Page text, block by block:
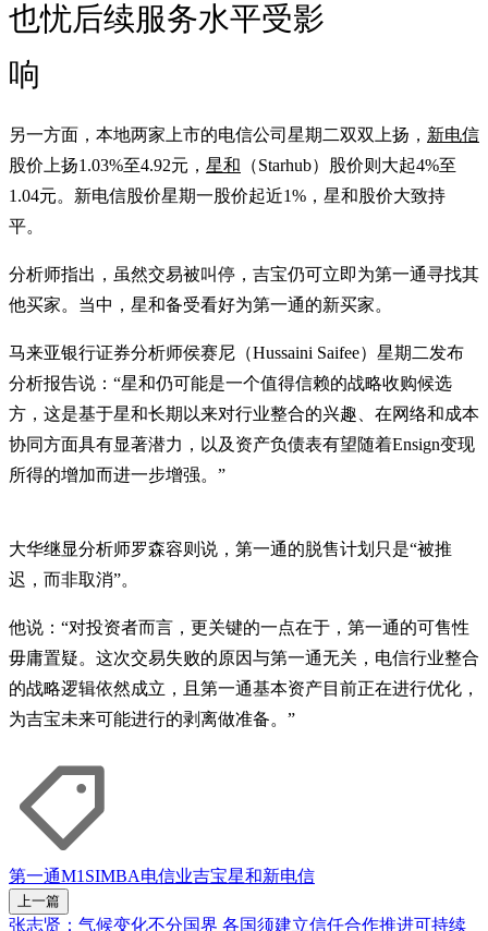
也忧后续服务水平受影
响
另一方面，本地两家上市的电信公司星期二双双上扬， 新电信
股价上扬1.03%至4.92元， 星和 （Starhub）股价则大起4%至
1.04元。新电信股价星期一股价起近1%，星和股价大致持
平。
分析师指出，虽然交易被叫停，吉宝仍可立即为第一通寻找其
他买家。当中，星和备受看好为第一通的新买家。
马来亚银行证券分析师侯赛尼（Hussaini Saifee）星期二发布
分析报告说：“星和仍可能是一个值得信赖的战略收购候选
方，这是基于星和长期以来对行业整合的兴趣、在网络和成本
协同方面具有显著潜力，以及资产负债表有望随着Ensign变现
所得的增加而进一步增强。”
大华继显分析师罗森容则说，第一通的脱售计划只是“被推
迟，而非取消”。
他说：“对投资者而言，更关键的一点在于，第一通的可售性
毋庸置疑。这次交易失败的原因与第一通无关，电信行业整合
的战略逻辑依然成立，且第一通基本资产目前正在进行优化，
为吉宝未来可能进行的剥离做准备。”
第一通M1SIMBA电信业吉宝星和新电信
上一篇
张志贤：气候变化不分国界 各国须建立信任合作推进可持续